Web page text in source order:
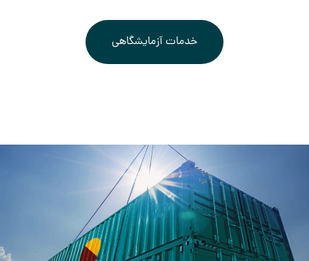
خدمات آزمایشگاهی